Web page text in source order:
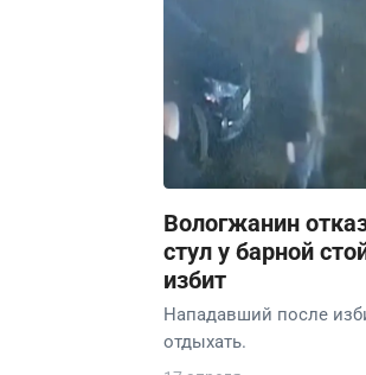
Вологжанин
стул у барной
избит
Нападавший после
отдыхать.